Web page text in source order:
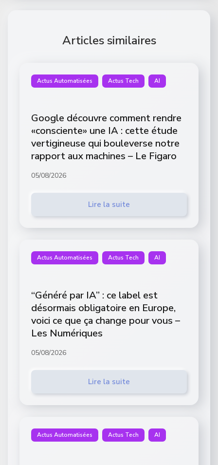
Articles similaires
Actus Automatisées Actus Tech AI
Google découvre comment rendre
«consciente» une IA : cette étude
vertigineuse qui bouleverse notre
rapport aux machines – Le Figaro
05/08/2026
Lire la suite
Actus Automatisées Actus Tech AI
“Généré par IA” : ce label est
désormais obligatoire en Europe,
voici ce que ça change pour vous –
Les Numériques
05/08/2026
Lire la suite
Actus Automatisées Actus Tech AI